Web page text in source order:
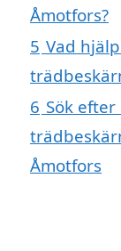
Åmotfors?
5 Vad
6 Sök
Åmotfors